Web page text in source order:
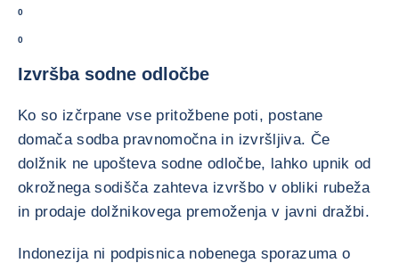
0
0
Izvršba sodne odločbe
Ko so izčrpane vse pritožbene poti, postane
domača sodba pravnomočna in izvršljiva. Če
dolžnik ne upošteva sodne odločbe, lahko upnik od
okrožnega sodišča zahteva izvršbo v obliki rubeža
in prodaje dolžnikovega premoženja v javni dražbi.
Indonezija ni podpisnica nobenega sporazuma o